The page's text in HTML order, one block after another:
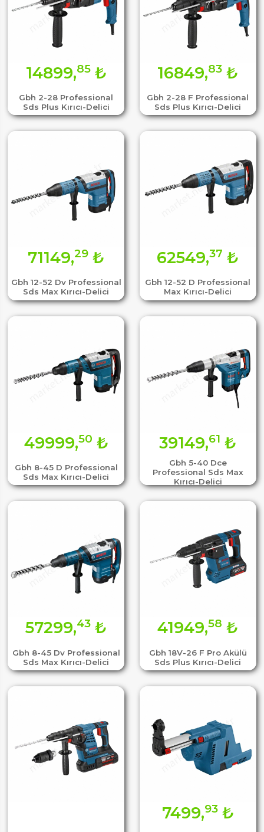
Gbh 2-28 Professional
Sds Plus Kırıcı-Delici
14899,85₺
Gbh 2-28 F Professional
Sds Plus Kırıcı-Delici
16849,83 ₺
Gbh 12-52 Dv Professional
Sds Max Kırıcı-Delici
71149,29 ₺
Gbh 12-52 D Professional
Max Kırıcı-Delici
62549,37 ₺
Gbh 8-45 D Professional
Sds Max Kırıcı-Delici
49999,50 ₺
Gbh 5-40 Dce
Professional Sds Max
Kırıcı-Delici
39149,61 ₺
Gbh 8-45 Dv Professional
Sds Max Kırıcı-Delici
57299,43 ₺
Gbh 18V-26 F Pro Akülü
Sds Plus Kırıcı-Delici
41949,58 ₺
7499,93₺